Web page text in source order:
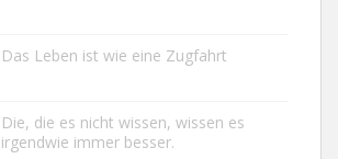
Das Leben ist wie eine Zugfahrt
Die, die es nicht wissen, wissen es
irgendwie immer besser.